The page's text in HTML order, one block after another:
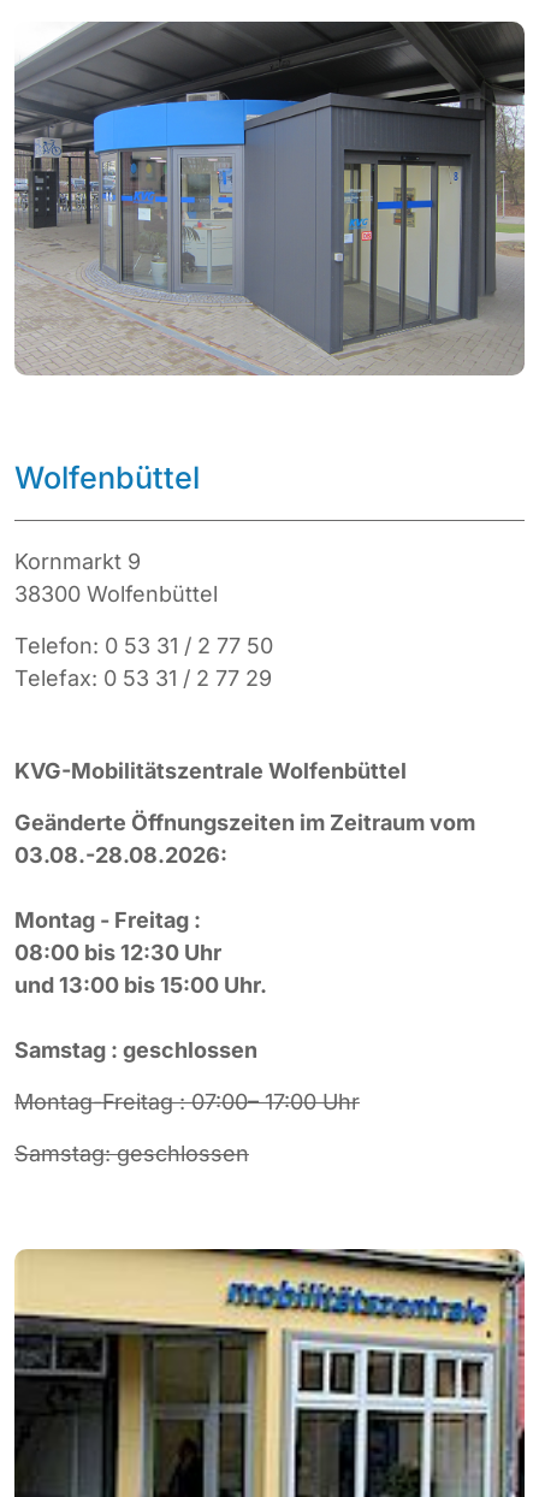
Wolfenbüttel
Kornmarkt 9
38300 Wolfenbüttel
Telefon: 0 53 31 / 2 77 50
Telefax: 0 53 31 / 2 77 29
KVG-Mobilitätszentrale Wolfenbüttel
Geänderte Öffnungszeiten im Zeitraum vom
03.08.-28.08.2026:
Montag - Freitag :
08:00 bis 12:30 Uhr
und 13:00 bis 15:00 Uhr.
Samstag : geschlossen
Montag-Freitag : 07:00– 17:00 Uhr
Samstag: geschlossen